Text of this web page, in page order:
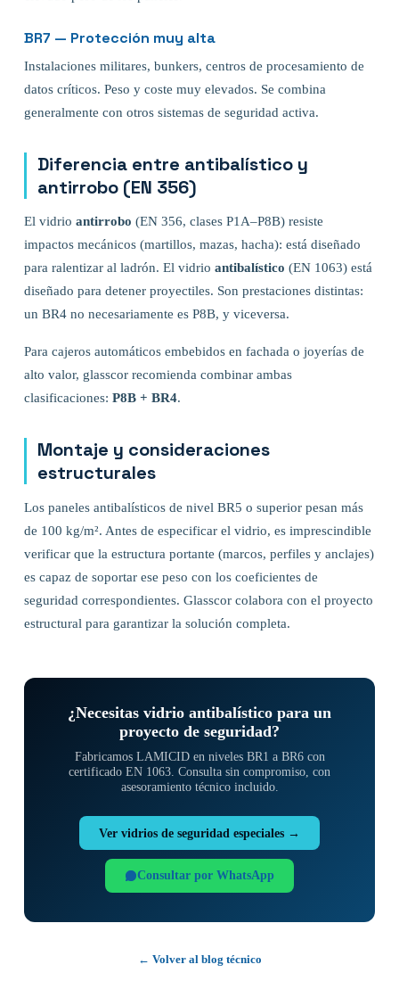
BR7 — Protección muy alta
Instalaciones militares, bunkers, centros de procesamiento de
datos críticos. Peso y coste muy elevados. Se combina
generalmente con otros sistemas de seguridad activa.
Diferencia entre antibalístico y
antirrobo (EN 356)
El vidrioantirrobo (EN 356, clases P1A–P8B) resiste
impactos mecánicos (martillos, mazas, hacha): está diseñado
para ralentizar al ladrón. El vidrioantibalístico (EN 1063) está
diseñado para detener proyectiles. Son prestaciones distintas:
un BR4 no necesariamente es P8B, y viceversa.
Para cajeros automáticos embebidos en fachada o joyerías de
alto valor, glasscor recomienda combinar ambas
clasificaciones:P8B + BR4.
Montaje y consideraciones
estructurales
Los paneles antibalísticos de nivel BR5 o superior pesan más
de 100 kg/m². Antes de especificar el vidrio, es imprescindible
verificar que la estructura portante (marcos, perfiles y anclajes)
es capaz de soportar ese peso con los coeficientes de
seguridad correspondientes. Glasscor colabora con el proyecto
estructural para garantizar la solución completa.
¿Necesitas vidrio antibalístico para un
proyecto de seguridad?
Fabricamos LAMICID en niveles BR1 a BR6 con
certificado EN 1063. Consulta sin compromiso, con
asesoramiento técnico incluido.
Ver vidrios de seguridad especiales →
Consultar por WhatsApp
← Volver al blog técnico